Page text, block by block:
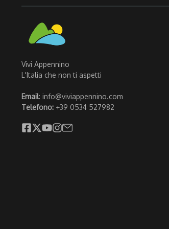
Vivi Appennino
L'Italia che non ti aspetti
Email: info@viviappennino.com
Telefono: +39 0534 527982